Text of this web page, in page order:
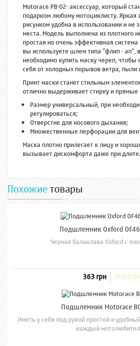
Motorace PB-02- аксессуар, который
подарком любому мотоциклисту. Яркая
рисунком удобна в использовании и не
места. Модель выполнена из плотного
простая но очень эффективная
вы используете шлем типа "флип - ап",
необходимо купить маску череп,
себя от холодных порывов ветра, пыли
Принт маски станет стильным
отлично выдерживает стирку и
Размер универсальный, при
регулироваться;
Отверстие для носового дыхания;
Множественные перфорации для
Маска плотно прилегает к лицу и
вызывает дискомфорта даже при
Похожиетовары
Подшлемник Oxford
Черная балаклава Oxford с
363 грн
Подшлемник Motorace
Иметь у себя под рукой простой и
каждый